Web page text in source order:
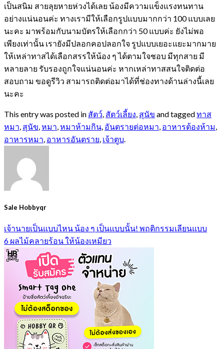
เป็นสนิม สายลุยหายห่วงได้เลย น้องมีความแข็งแรงทนทาน
อย่างแน่นอนค่ะ ทางเรามีให้เลือกรูปแบบมากกว่า 100 แบบเลย
นะคะ มาพร้อมกับนามบัตรให้เลือกกว่า 50 แบบค่ะ ยังไม่พอ
เพียงเท่านั้น เรายังมีปลอกคอปลอกใจ รูปแบบเยอะแยะมากมาย
ให้เหล่าทาสได้เลือกสรรให้น้อง ๆ ได้ตามใจชอบ มีทุกสาย มี
หลายลาย รับรองถูกใจแน่นอนค่ะ หากเหล่าทาสสนใจติดต่อ
สอบถาม ขอดูรีวิว สามารถติดต่อมาได้ที่ช่องทางด้านล่างนี้เลย
นะคะ
This entry was posted in สัตว์, สัตว์เลี้ยง, สุนัข and taggedทาส
หมา, สุนัข,หมา,หมาห้ามกิน, อันตรายต่อหมา, อาหารต้องห้าม,
อาหารหมา, อาหารอันตราย, เจ้าตูบ.
Sale Hobbyqr
เจ้านายเป็นแบบไหน น้อง ๆ เป็นแบบนั้น! พฤติกรรมเลียนแบบ
6 ผลไม้คลายร้อน ให้น้องเหมียว